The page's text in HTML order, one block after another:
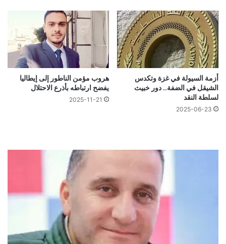
أزمة السيولة في غزة وتكدس
الشيقل في الضفة.. دور خبيث
لسلطة النقد
2025-06-23
هروب مؤمن الناطور إلى إيطاليا
يفضح ارتباطه بأذرع الاحتلال
2025-11-21